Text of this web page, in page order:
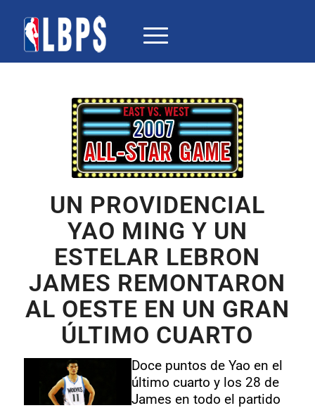
UN PROVIDENCIAL
YAO MING Y UN
ESTELAR LEBRON
JAMES REMONTARON
AL OESTE EN UN GRAN
ÚLTIMO CUARTO
Doce puntos de Yao en el
último cuarto y los 28 de
James en todo el partido